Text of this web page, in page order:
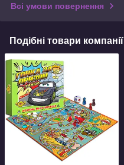
Всі умови повернення
Подібні товари компанії